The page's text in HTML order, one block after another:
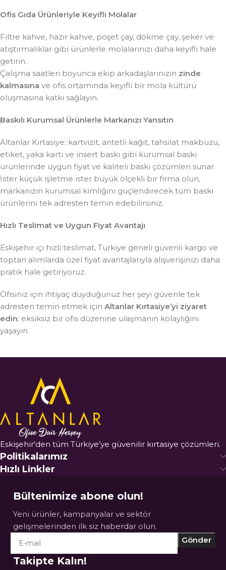
Ofis Gıda Ürünleriyle Keyifli Molalar
Filtre kahve, hazır kahve, poşet çay, dökme çay, şeker ve
atıştırmalıklar gibi ürünlerle molalarınızı daha keyifli hale
getirin.
Çalışma saatleri boyunca ekip arkadaşlarınızın zinde
kalmasına ve ofis ortamında keyifli bir mola kültürü
oluşmasına katkı sağlayın.
Baskılı Kurumsal Ürünlerle Markanızı Yansıtın
Altanlar Kırtasiye; kartvizit, antetli kağıt, tahsilat makbuzu,
etiket, yaka kartı ve insert baskı gibi kurumsal baskı
ürünlerinde uygun fiyat ve kaliteli baskı çözümleri sunar.
İster küçük işletme ister büyük ölçekli bir firma olun,
markanızın kurumsal kimliğini güçlendirecek tüm baskı
ürünlerini tek adresten temin edebilirsiniz.
Hızlı Teslimat ve Uygun Fiyat Avantajı
Eskişehir içi hızlı teslimat, Türkiye geneli güvenli kargo ve
toptan alımlarda özel fiyat avantajlarıyla alışverişinizi daha
pratik hale getiriyoruz.
Ofisiniz için ihtiyaç duyduğunuz her şeyi güvenle tek
adresten temin etmek için Altanlar Kırtasiye’yi ziyaret
edin; eksiksiz bir ofis düzenine ulaşmanın kolaylığını
yaşayın.
Eskişehir’den tüm Türkiye’ye güvenilir kırtasiye çözümleri.
Politikalarımız
Hızlı Linkler
Bültenimize abone olun!
Yeni ürünler, kampanyalar ve sektör
gelişmelerinden ilk siz haberdar olun.
Takipte Kalın!